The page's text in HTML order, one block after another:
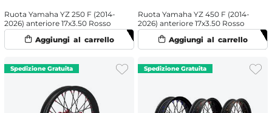
Ruota Yamaha YZ 250 F (2014-
2026) anteriore 17x3.50 Rosso
Ruota Yamaha YZ 450 F (2014-
2026) anteriore 17x3.50 Rosso